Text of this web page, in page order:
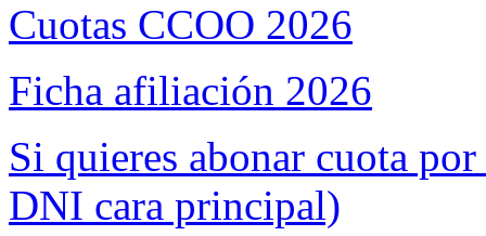
Cuotas CCOO 2026
Ficha afiliación 2026
Si quieres abonar cuota
DNI cara principal)